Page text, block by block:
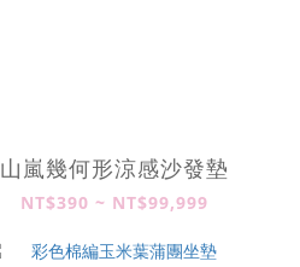
山嵐幾何形涼感沙發墊
NT$390 ~ NT$99,999